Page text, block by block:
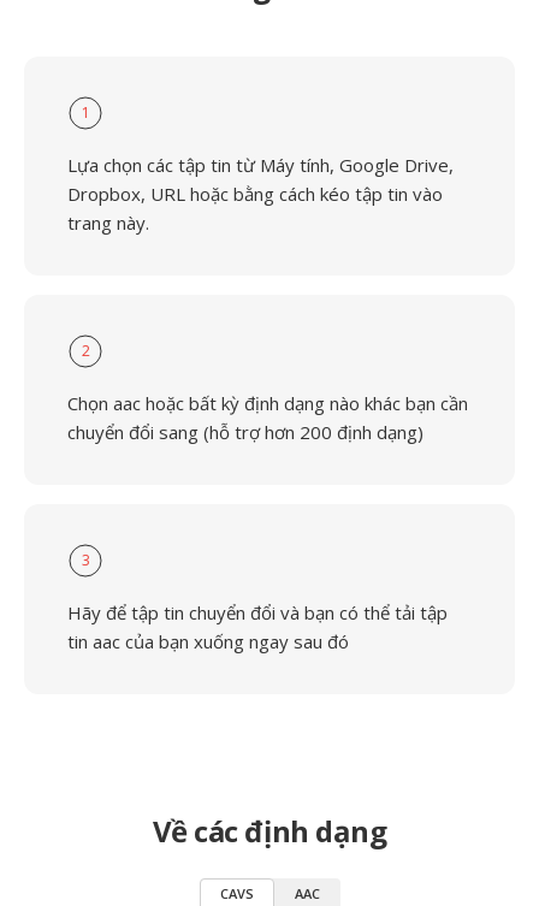
1
Lựa chọn các tập tin từ Máy tính, Google Drive,
Dropbox, URL hoặc bằng cách kéo tập tin vào
trang này.
2
Chọn aac hoặc bất kỳ định dạng nào khác bạn cần
chuyển đổi sang (hỗ trợ hơn 200 định dạng)
3
Hãy để tập tin chuyển đổi và bạn có thể tải tập
tin aac của bạn xuống ngay sau đó
Về các định dạng
CAVS AAC